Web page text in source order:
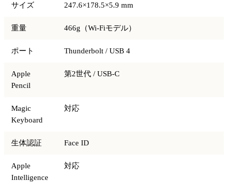
サイズ 247.6×178.5×5.9 mm
重量 466g（Wi-Fiモデル）
ポート Thunderbolt / USB 4
Apple
Pencil
第2世代 / USB-C
Magic
Keyboard
対応
生体認証 Face ID
Apple
Intelligence
対応